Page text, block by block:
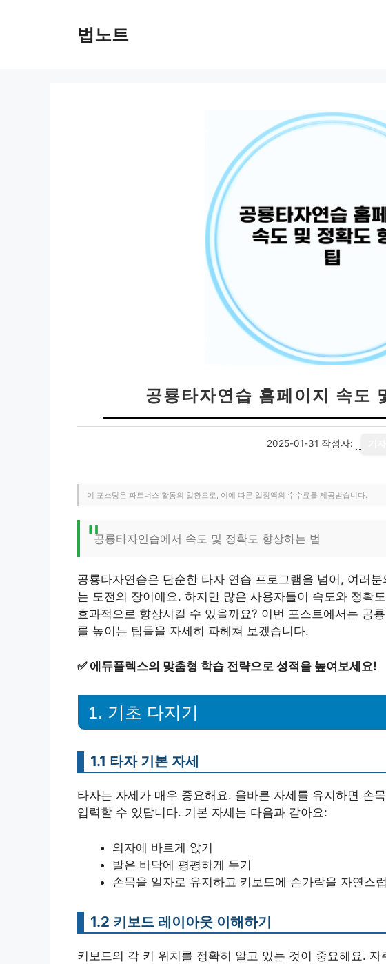
법노트
공룡타자연습 홈페이지 속도
2025-01-31 작성자:
이 포스팅은 파트너스 활동의 일환으로, 이에 따른 일정액의 수수료를 제공받습니다.
공룡타자연습에서 속도 및 정확도 향상하는 법
공룡타자연습은 단순한 타자 연습 프로그램을 넘어, 여러
는 도전의 장이에요. 하지만 많은 사용자들이 속도와 정확
효과적으로 향상시킬 수 있을까요? 이번 포스트에서는 공
를 높이는 팁들을 자세히 파헤쳐 보겠습니다.
✅ 에듀플렉스의 맞춤형 학습 전략으로 성적을 높여보세요!
1. 기초 다지기
1.1 타자 기본 자세
타자는 자세가 매우 중요해요. 올바른 자세를 유지하면 손
입력할 수 있답니다. 기본 자세는 다음과 같아요:
의자에 바르게 앉기
발은 바닥에 평평하게 두기
손목을 일자로 유지하고 키보드에 손가락을 자연스
1.2 키보드 레이아웃 이해하기
키보드의 각 키 위치를 정확히 알고 있는 것이 중요해요.